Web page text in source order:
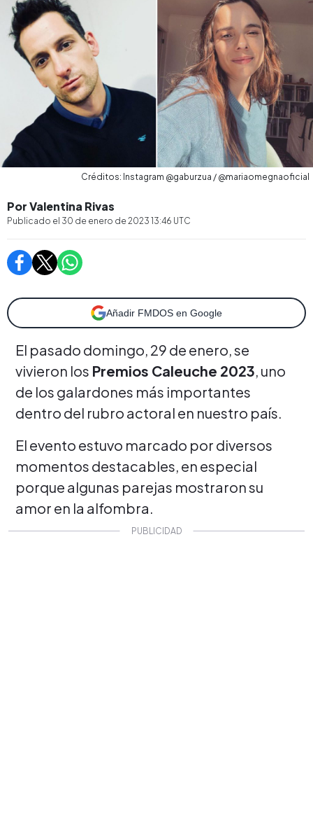
Créditos: Instagram @gaburzua / @mariaomegnaoficial
Por Valentina Rivas
Publicado el 30 de enero de 2023 13:46 UTC
Añadir FMDOS en Google
El pasado domingo, 29 de enero, se
vivieron los Premios Caleuche 2023, uno
de los galardones más importantes
dentro del rubro actoral en nuestro país.
El evento estuvo marcado por diversos
momentos destacables, en especial
porque algunas parejas mostraron su
amor en la alfombra.